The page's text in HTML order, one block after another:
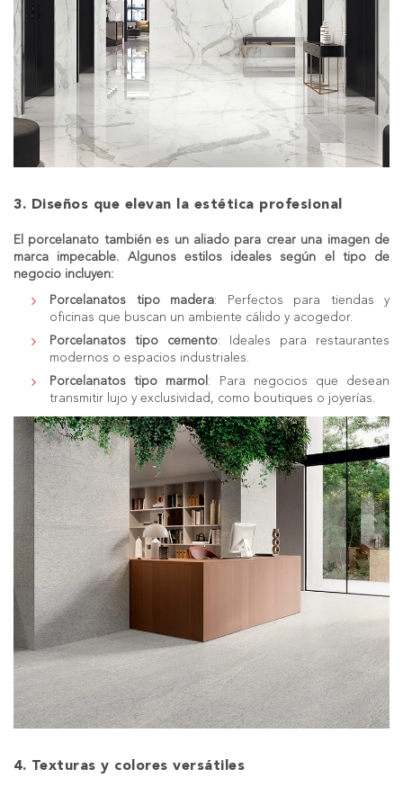
3. Diseños que elevan la estética profesional
El porcelanato también es un aliado para crear una imagen de
marca impecable. Algunos estilos ideales según el tipo de
negocio incluyen:
Porcelanatos tipo madera: Perfectos para tiendas y
oficinas que buscan un ambiente cálido y acogedor.
Porcelanatos tipo cemento: Ideales para restaurantes
modernos o espacios industriales.
Porcelanatos tipo marmol : Para negocios que desean
transmitir lujo y exclusividad, como boutiques o joyerías.
4. Texturas y colores versátiles